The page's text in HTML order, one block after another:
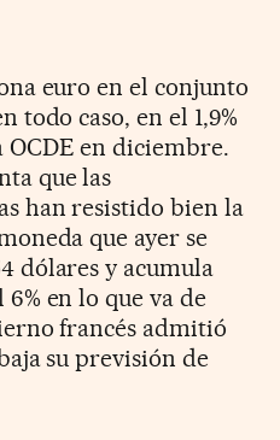
euro en el conjunto
todo caso, en el 1,9%
en diciembre.
que las
han resistido bien la
que ayer se
dólares y acumula
en lo que va de
francés admitió
su previsión de